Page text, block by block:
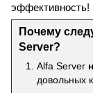
эффективность!
Почему
Server?
Alfa Server
довольных